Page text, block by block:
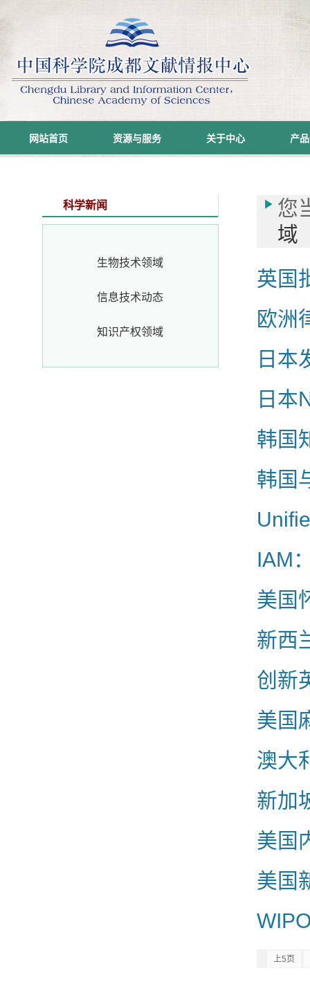
网站首页 资源与服务 关于中心 产
科学新闻
生物技术领域
信息技术动态
知识产权领域
您
域
英国
欧洲
日本
日本
韩国
韩国
IAM
美国
新西
创新
美国
澳大
新加
美国
美国
上5页